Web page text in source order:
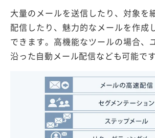
大量のメールを送信したり、対象を
配信したり、魅力的なメールを作成
できます。高機能なツールの場合、
沿った自動メール配信なども可能です